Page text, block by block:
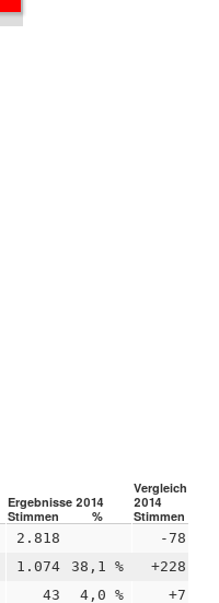
Ergebnisse 2014
Vergleich
2014
Stimmen % Stimmen
2.818 -78
1.074 38,1 % +228
43 4,0 % +7